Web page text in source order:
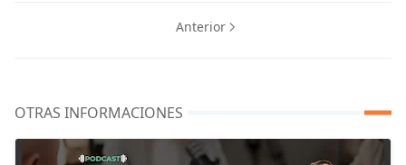
Anterior
OTRAS INFORMACIONES